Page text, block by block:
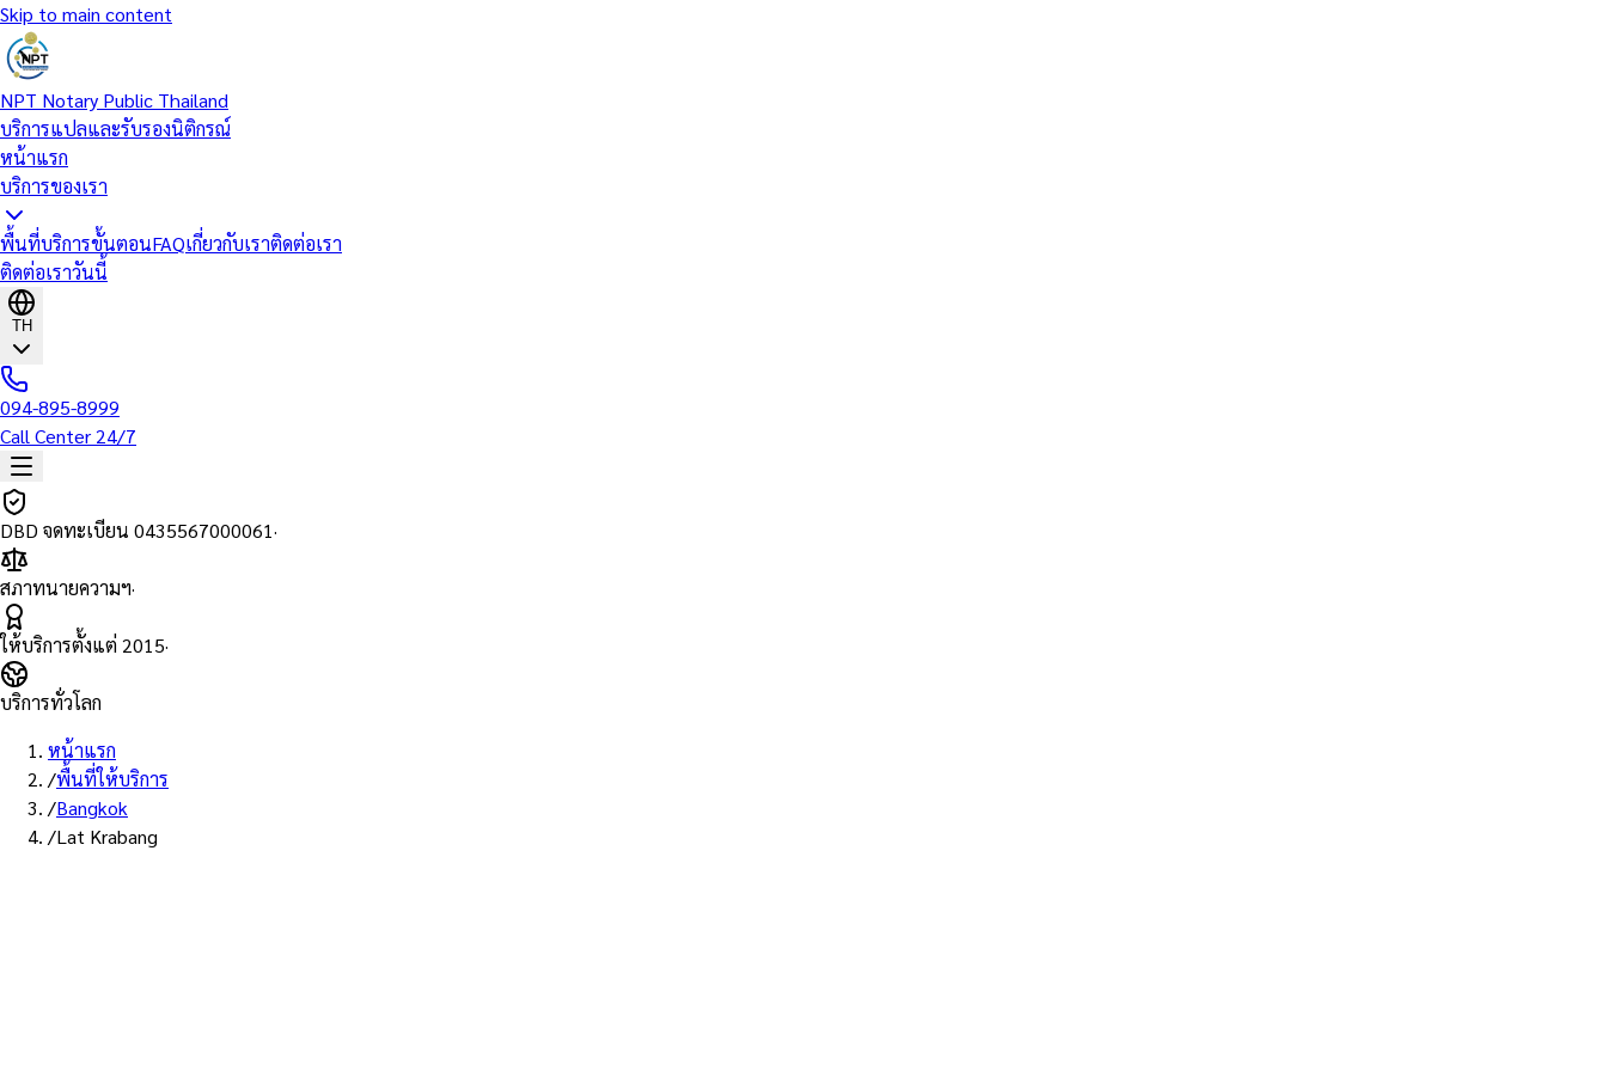
Skip to main content
NPT Notary Public Thailand
บริการแปลและรับรองนิติกรณ์
หน้าแรก
บริการของเรา
พื้นที่บริการขั้นตอนFAQเกี่ยวกับเราติดต่อเรา
ติดต่อเราวันนี้
TH
094-895-8999
Call Center 24/7
DBD จดทะเบียน 0435567000061·
สภาทนายความฯ·
ให้บริการตั้งแต่ 2015·
บริการทั่วโลก
หน้าแรก
/พื้นที่ให้บริการ
/Bangkok
/Lat Krabang